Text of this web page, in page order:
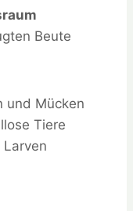
Beute
und Mücken
Tiere